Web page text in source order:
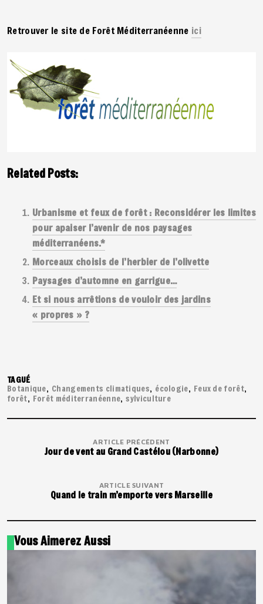
Retrouver le site de Forêt Méditerranéenne ici
Related Posts:
Urbanisme et feux de forêt : Reconsidérer les limites
pour apaiser l’avenir de nos paysages
méditerranéens.*
Morceaux choisis de l’herbier de l’olivette
Paysages d’automne en garrigue…
Et si nous arrêtions de vouloir des jardins
« propres » ?
TAGUÉ
Botanique Changements climatiques écologie Feux de forêt
forêt Forêt méditerranéenne sylviculture
ARTICLE PRÉCÉDENT
Jour de vent au Grand Castélou (Narbonne)
ARTICLE SUIVANT
Quand le train m’emporte vers Marseille
Vous Aimerez Aussi